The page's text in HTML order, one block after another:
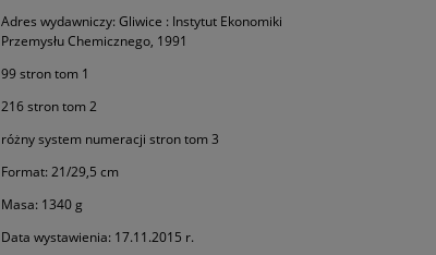
Adres wydawniczy: Gliwice : Instytut Ekonomiki
Przemysłu Chemicznego, 1991
99 stron tom 1
216 stron tom 2
różny system numeracji stron tom 3
Format: 21/29,5 cm
Masa: 1340 g
Data wystawienia: 17.11.2015 r.